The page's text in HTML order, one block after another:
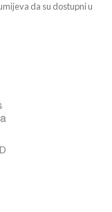
da su dostupni u